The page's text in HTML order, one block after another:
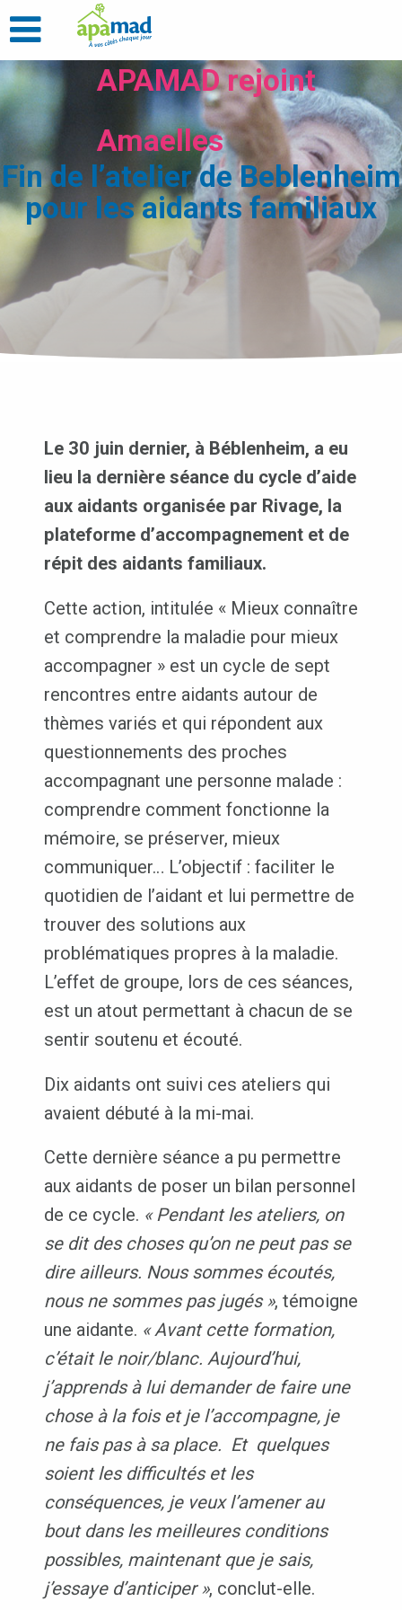
APAMAD rejoint
Amaelles
Fin de l’atelier de Beblenheim
pour les aidants familiaux
Le 30 juin dernier, à Béblenheim, a eu
lieu la dernière séance du cycle d’aide
aux aidants organisée par Rivage, la
plateforme d’accompagnement et de
répit des aidants familiaux.
Cette action, intitulée « Mieux connaître
et comprendre la maladie pour mieux
accompagner » est un cycle de sept
rencontres entre aidants autour de
thèmes variés et qui répondent aux
questionnements des proches
accompagnant une personne malade :
comprendre comment fonctionne la
mémoire, se préserver, mieux
communiquer… L’objectif : faciliter le
quotidien de l’aidant et lui permettre de
trouver des solutions aux
problématiques propres à la maladie.
L’effet de groupe, lors de ces séances,
est un atout permettant à chacun de se
sentir soutenu et écouté.
Dix aidants ont suivi ces ateliers qui
avaient débuté à la mi-mai.
Cette dernière séance a pu permettre
aux aidants de poser un bilan personnel
de ce cycle. « Pendant les ateliers, on
se dit des choses qu’on ne peut pas se
dire ailleurs. Nous sommes écoutés,
nous ne sommes pas jugés », témoigne
une aidante. « Avant cette formation,
c’était le noir/blanc. Aujourd’hui,
j’apprends à lui demander de faire une
chose à la fois et je l’accompagne, je
ne fais pas à sa place. Et quelques
soient les difficultés et les
conséquences, je veux l’amener au
bout dans les meilleures conditions
possibles, maintenant que je sais,
j’essaye d’anticiper », conclut-elle.